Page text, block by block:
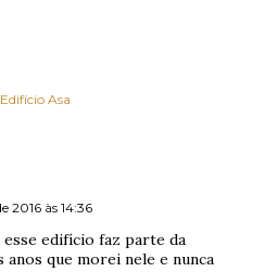
Edifício Asa
2016 às 14:36
esse edifício faz parte da
anos que morei nele e nunca